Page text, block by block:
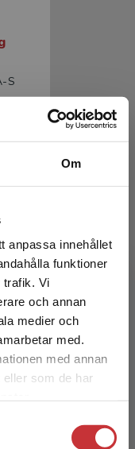
Om
anpassa innehållet
funktioner
trafik. Vi
och annan
medier och
med.
med annan
som de har
Sverige.
Sverige. För
S
S